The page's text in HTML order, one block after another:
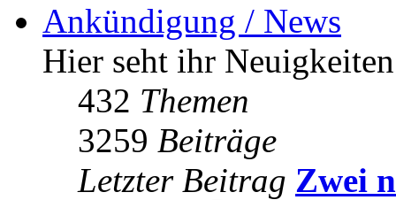
Ankündigung / News
Hier seht ihr
432 Themen
3259 Beiträge
Letzter Beitrag Zwei